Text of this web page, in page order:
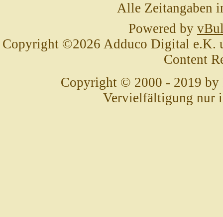
Alle Zeitangaben
Powered by
Copyright ©2026 Adduco Digital e.K.
Content
Copyright © 2000 - 2019 by
Vervielfältigung nur